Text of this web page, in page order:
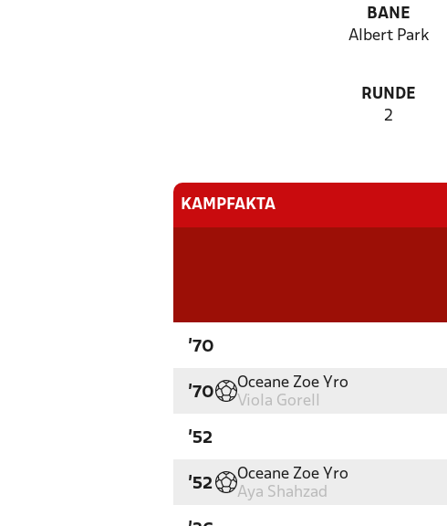
BANE
Albert Park
RUNDE
2
KAMPFAKTA
'70
'70
Oceane Zoe Yro
Viola Gorell
'52
'52
Oceane Zoe Yro
Aya Shahzad